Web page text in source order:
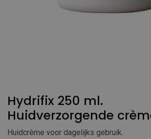
Hydrifix 250 ml.
Huidverzorgende
Huidcrème voor dagelijks gebruik.